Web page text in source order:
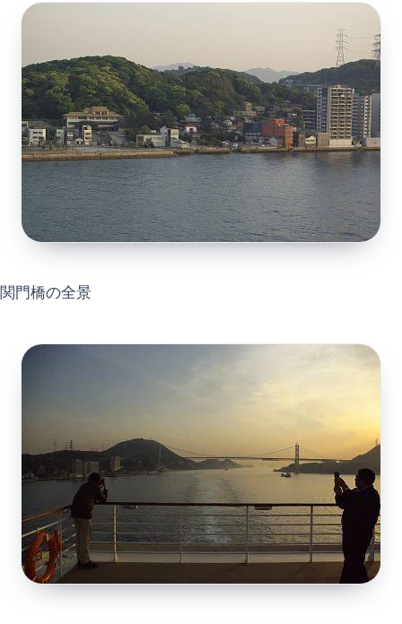
関門橋の全景